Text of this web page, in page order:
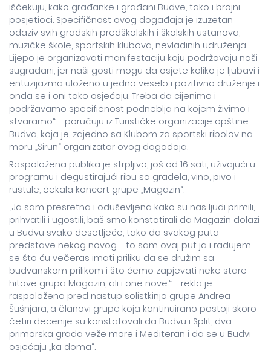
iščekuju, kako građanke i građani Budve, tako i brojni
posjetioci. Specifičnost ovog događaja je izuzetan
odaziv svih gradskih predškolskih i školskih ustanova,
muzičke škole, sportskih klubova, nevladinih udruženja...
Lijepo je organizovati manifestaciju koju podržavaju naši
sugrađani, jer naši gosti mogu da osjete koliko je ljubavi i
entuzijazma uloženo u jedno veselo i pozitivno druženje i
onda se i oni tako osjećaju. Treba da cijenimo i
podržavamo specifičnost podneblja na kojem živimo i
stvaramo“ - poručuju iz Turističke organizacije opštine
Budva, koja je, zajedno sa Klubom za sportski ribolov na
moru „Širun“ organizator ovog događaja.
Raspoložena publika je strpljivo, još od 16 sati, uživajući u
programu i degustirajući ribu sa gradela, vino, pivo i
ruštule, čekala koncert grupe „Magazin“.
„Ja sam presretna i oduševljena kako su nas ljudi primili,
prihvatili i ugostili, baš smo konstatirali da Magazin dolazi
u Budvu svako desetljeće, tako da svakog puta
predstave nekog novog - to sam ovaj put ja i radujem
se što ću večeras imati priliku da se družim sa
budvanskom prilikom i što ćemo zapjevati neke stare
hitove grupa Magazin, ali i one nove.“ - rekla je
raspoloženo pred nastup solistkinja grupe Andrea
Šušnjara, a članovi grupe koja kontinuirano postoji skoro
četiri decenije su konstatovali da Budvu i Split, dva
primorska grada veže more i Mediteran i da se u Budvi
osjećaju „ka doma“.